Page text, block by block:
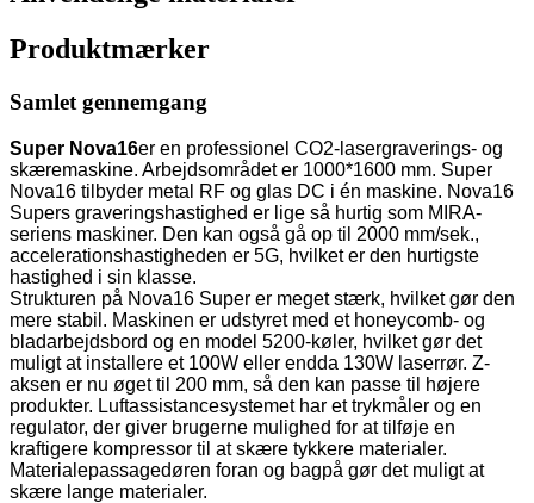
Produktmærker
Samlet gennemgang
Super Nova16er en professionel CO2-lasergraverings- og
skæremaskine. Arbejdsområdet er 1000*1600 mm. Super
Nova16 tilbyder metal RF og glas DC i én maskine. Nova16
Supers graveringshastighed er lige så hurtig som MIRA-
seriens maskiner. Den kan også gå op til 2000 mm/sek.,
accelerationshastigheden er 5G, hvilket er den hurtigste
hastighed i sin klasse.
Strukturen på Nova16 Super er meget stærk, hvilket gør den
mere stabil. Maskinen er udstyret med et honeycomb- og
bladarbejdsbord og en model 5200-køler, hvilket gør det
muligt at installere et 100W eller endda 130W laserrør. Z-
aksen er nu øget til 200 mm, så den kan passe til højere
produkter. Luftassistancesystemet har et trykmåler og en
regulator, der giver brugerne mulighed for at tilføje en
kraftigere kompressor til at skære tykkere materialer.
Materialepassagedøren foran og bagpå gør det muligt at
skære lange materialer.